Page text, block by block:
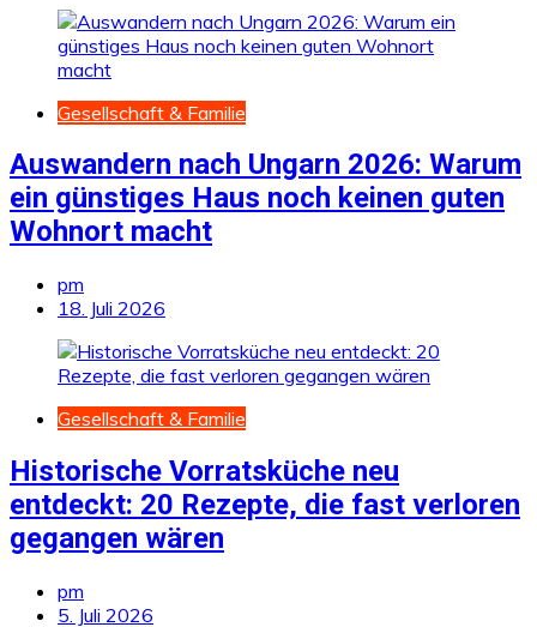
Gesellschaft & Familie
Auswandern nach Ungarn 2026: Warum
ein günstiges Haus noch keinen guten
Wohnort macht
pm
18. Juli 2026
Gesellschaft & Familie
Historische Vorratsküche neu
entdeckt: 20 Rezepte, die fast verloren
gegangen wären
pm
5. Juli 2026